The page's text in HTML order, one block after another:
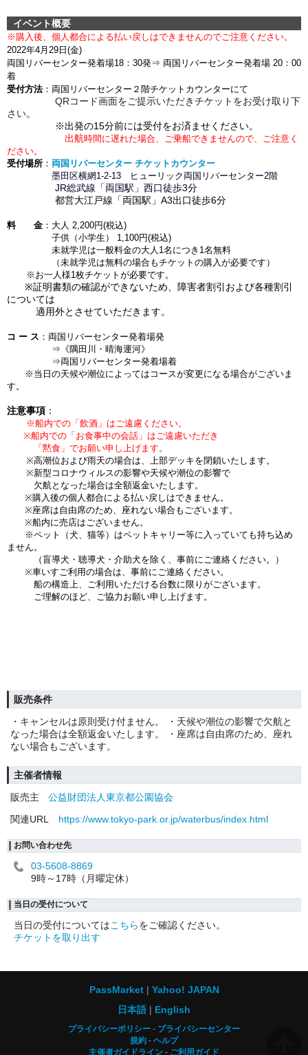
イベント概要
※購入後、個人都合による払い戻しはできませんのでご注意ください。
2022年4月29日(金)
両国リバーセンター発着場18：30発⇒ 両国リバーセンター発着場 20：00
着
受付方法：両国リバーセンター２階チケットカウンターにて
QRコード画面をご提示いただきチケットをお受け取り下
さい。
※出発の15分前には受付をお済ませください。
出航時間に遅れた場合、ご乗船できませんので、ご注意く
ださい。
受付場所 ： 両国リバーセンター チケットカウンター
墨田区横網1-2-13 ヒューリック両国リバーセンター2階
JR総武線「両国駅」西口徒歩3分
都営大江戸線「両国駅」A3出口徒歩6分
料 金 ：大人 2,200円(税込)
子供（小学生） 1,100円(税込)
未就学児は一般料金の大人1名につき1名無料
（未就学児は無料の場合もチケットの購入が必要です）
※お一人様1枚チケットが必要です。
※証明書類の確認ができないため、障害者割引および各種割引
については
適用外とさせていただきます。
コ ー ス ：両国リバーセンター発着場発
⇒《隅田川・晴海運河》
⇒両国リバーセンター発着場着
※当日の天候や潮位によってはコースが変更になる場合がございま
す。
注意事項 ：
※船内での「飲酒」はご遠慮ください。
※船内での「お食事中の会話」はご遠慮いただき
「黙食」でお願い申し上げます。
※高潮位および雨天の場合は、上部デッキを閉鎖いたします。
※新型コロナウィルスの影響や天候や潮位の影響で
欠航となった場合は全額返金いたします。
※購入後の個人都合による払い戻しはできません。
※座席は自由席のため、座れない場合もございます。
※船内に売店はございません。
※ペット（犬、猫等）はペットキャリー等に入っていても持ち込め
ません。
（盲導犬・聴導犬・介助犬を除く、事前にご連絡ください。）
※車いすご利用の場合は、事前にご連絡ください。
船の構造上、ご利用いただける台数に限りがございます。
ご理解のほど、ご協力お願い申し上げます。
販売条件
・キャンセルは原則受け付ません。 ・天候や潮位の影響で欠航と
なった場合は全額返金いたします。 ・座席は自由席のため、座れ
ない場合もございます。
主催者情報
販売主
公益財団法人東京都公園協会
関連URL
https://www.tokyo-park.or.jp/waterbus/index.html
お問い合わせ先
03-5608-8869
9時～17時（月曜定休）
当日の受付について
当日の受付についてはこちらをご確認ください。
チケットを取り出す
PassMarket
Yahoo! JAPAN
日本語
English
プライバシーポリシー
プライバシーセンター
規約
ヘルプ
主催者ガイドライン
ご利用ガイド